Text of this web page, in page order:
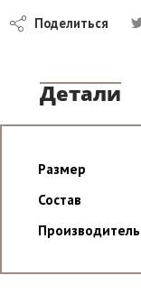
Поделиться
Детали
Размер
Состав
Производитель